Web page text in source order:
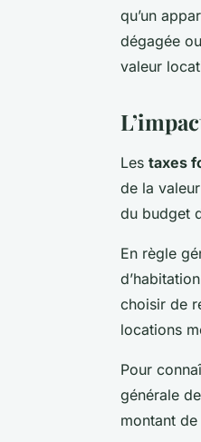
qu’un
dégagée
valeur
Les taxes
de la
du budget
En règle
choisir de
locations
Pour
générale
montant